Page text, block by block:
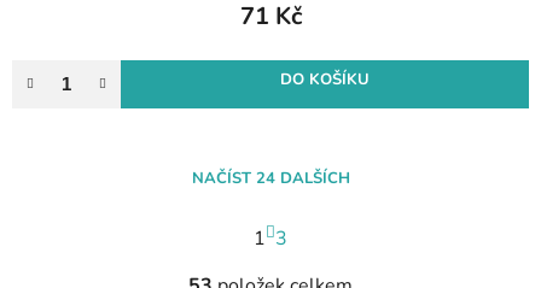
71 Kč
DO KOŠÍKU
NAČÍST 24 DALŠÍCH
t
1 3